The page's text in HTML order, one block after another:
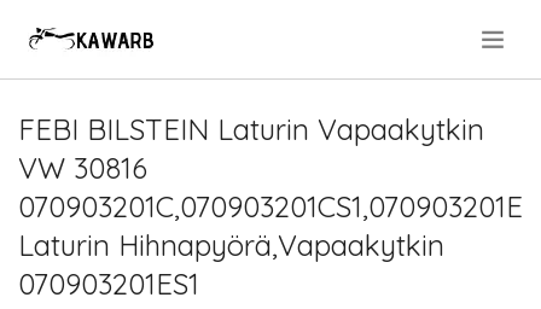
FEBI BILSTEIN Laturin Vapaakytkin
VW 30816
070903201C,070903201CS1,070903201E
Laturin Hihnapyörä,Vapaakytkin
070903201ES1